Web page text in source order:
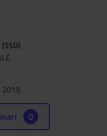
2019.
0